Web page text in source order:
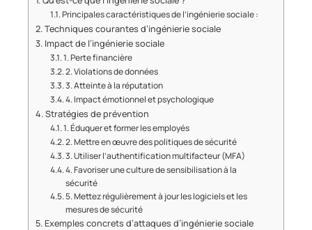
Principales caractéristiques de l’ingénierie sociale :
Techniques courantes d’ingénierie sociale
Impact de l’ingénierie sociale
1. Perte financière
2. Violations de données
3. Atteinte à la réputation
4. Impact émotionnel et psychologique
Stratégies de prévention
1. Éduquer et former les employés
2. Mettre en œuvre des politiques de sécurité
3. Utiliser l’authentification multifacteur (MFA)
4. Favoriser une culture de sensibilisation à la
sécurité
5. Mettez régulièrement à jour les logiciels et les
mesures de sécurité
Exemples concrets d’attaques d’ingénierie sociale